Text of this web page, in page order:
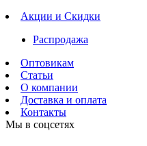
Акции и Скидки
Распродажа
Оптовикам
Статьи
О компании
Доставка и оплата
Контакты
Мы в соцсетях